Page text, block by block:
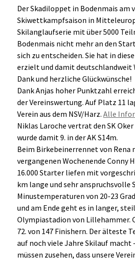
Der Skadiloppet in Bodenmais am
Skiwettkampfsaison in
Skilanglaufserie mit über 5000
Bodenmais nicht mehr an den
sich zu entscheiden. Sie hat in
erzielt und damit deutschlandweit
Dank und herzliche Glückwünsche!
Dank Anjas hoher Punktzahl
der Vereinswertung. Auf Platz 11
Verein aus dem NSV/Harz. Alle
Niklas Laroche vertrat den SK
wurde damit 9. in der AK S14m.
Beim Birkebeinerrennet von Rena
vergangenen Wochenende Conny
16.000 Starter liefen mit
km lange und sehr anspruchsvolle
Minustemperaturen von 20-23
und am Ende geht es in langer,
Olympiastadion von Lillehammer.
72. von 147 Finishern. Der älteste
auf noch viele Jahre Skilauf
müssen zusehen, dass unsere